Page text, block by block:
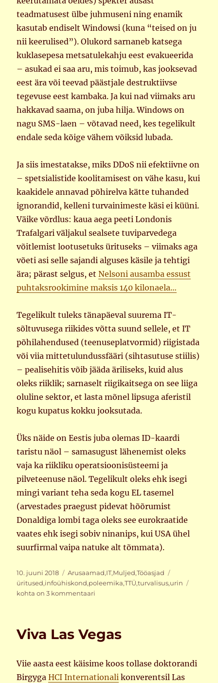
teadmatusest ülbe juhmuseni ning enamik
kasutab endiselt Windowsi (kuna “teised on ju
nii keerulised”). Olukord sarnaneb katsega
kuklasepesa metsatulekahju eest evakueerida
– asukad ei saa aru, mis toimub, kas jooksevad
eest ära või teevad päästjale destruktiivse
tegevuse eest kambaka. Ja kui nad viimaks aru
hakkavad saama, on juba hilja. Windows on
nagu SMS-laen – võtavad need, kes tegelikult
endale seda kõige vähem võiksid lubada.
Ja siis imestatakse, miks DDoS nii efektiivne on
– spetsialistide koolitamisest on vähe kasu, kui
kaakidele annavad põhirelva kätte tuhanded
ignorandid, kelleni turvainimeste käsi ei küüni.
Väike võrdlus: kaua aega peeti Londonis
Trafalgari väljakul sealsete tuviparvedega
võitlemist lootusetuks ürituseks – viimaks aga
võeti asi selle sajandi alguses käsile ja tehtigi
ära; pärast selgus, etNelsoni ausamba essust
puhtaksrookimine maksis 140 kilonaela…
Tegelikult tuleks tänapäeval suurema IT-
sõltuvusega riikides võtta suund sellele, et IT
põhilahendused (teenuseplatvormid) riigistada
või viia mittetulundussfääri (sihtasutuse stiilis)
– pealisehitis võib jääda äriliseks, kuid alus
oleks riiklik; sarnaselt riigikaitsega on see liiga
oluline sektor, et lasta mõnel lipsuga aferistil
kogu kupatus kokku jooksutada.
Üks näide on Eestis juba olemas ID-kaardi
taristu näol – samasugust lähenemist oleks
vaja ka riikliku operatsioonisüsteemi ja
pilveteenuse näol. Tegelikult oleks ehk isegi
mingi variant teha seda kogu EL tasemel
(arvestades praegust pidevat hõõrumist
Donaldiga lombi taga oleks see eurokraatide
vaates ehk isegi sobiv ninanips, kui USA ühel
suurfirmal vaipa natuke alt tõmmata).
Postitatud
10. juuni 2018 Rubriigid
Arusaamad,IT,Muljed,Tööasjad
üritused,infoühiskond,poleemika,TTÜ,turvalisus,urin
kohta on 3 kommentaari
Viva Las Vegas
Viie aasta eest käisime koos tollase doktorandi
BirgygaHCI Internationali konverentsil Las